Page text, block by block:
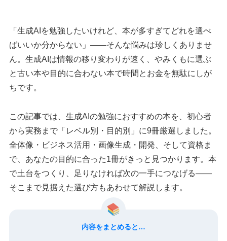
「生成AIを勉強したいけれど、本が多すぎてどれを選べ
ばいいか分からない」——そんな悩みは珍しくありませ
ん。生成AIは情報の移り変わりが速く、やみくもに選ぶ
と古い本や目的に合わない本で時間とお金を無駄にしが
ちです。
この記事では、生成AIの勉強におすすめの本を、初心者
から実務まで「レベル別・目的別」に9冊厳選しました。
全体像・ビジネス活用・画像生成・開発、そして資格ま
で、あなたの目的に合った1冊がきっと見つかります。本
で土台をつくり、足りなければ次の一手につなげる——
そこまで見据えた選び方もあわせて解説します。
内容をまとめると…